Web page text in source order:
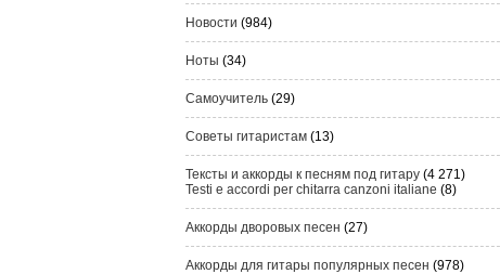
Новости (984)
Ноты (34)
Самоучитель (29)
Советы гитаристам (13)
Тексты и аккорды к песням под гитару (4 271)
Testi e accordi per chitarra canzoni italiane (8)
Аккорды дворовых песен (27)
Аккорды для гитары популярных песен (978)